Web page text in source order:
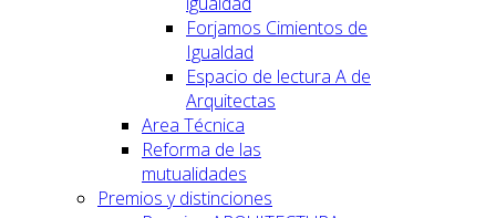
Forjamos Cimientos de
Igualdad
Espacio de lectura A de
Arquitectas
Area Técnica
Reforma de las
mutualidades
Premios y distinciones